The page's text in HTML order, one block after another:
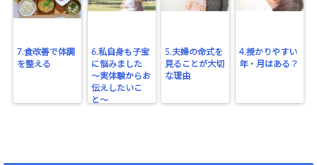
7.食改善で体調
を整える
6.私自身も子宝
に悩みました
〜実体験からお
伝えしたいこ
と〜
5.夫婦の命式を
見ることが大切
な理由
4.授かりやすい
年・月はある？